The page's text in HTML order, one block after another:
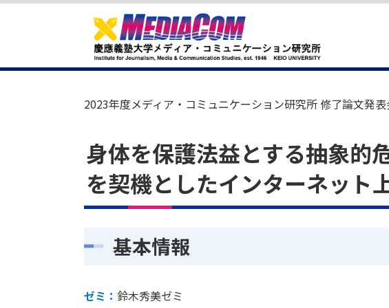
2023年度メディア・コミュニケーション研究所 修了論文発
身体を保護法益とする抽象的
を契機としたインターネット
基本情報
ゼミ： 鈴木秀美ゼミ